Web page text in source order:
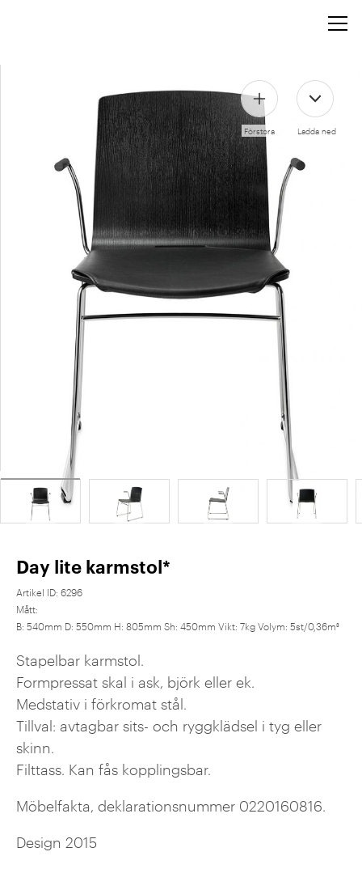
Förstora Ladda ned
Day lite karmstol*
Artikel ID: 6296
Mått:
B: 540mm D: 550mm H: 805mm Sh: 450mm Vikt: 7kg Volym: 5st/0,36m³
Stapelbar karmstol.
Formpressat skal i ask, björk eller ek.
Medstativ i förkromat stål.
Tillval: avtagbar sits- och ryggklädsel i tyg eller
skinn.
Filttass. Kan fås kopplingsbar.
Möbelfakta, deklarationsnummer 0220160816.
Design 2015